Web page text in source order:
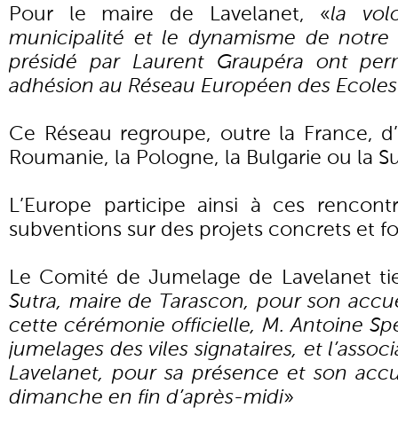
Pour le maire de Lavelanet, «la
municipalité et le dynamisme de
présidé par Laurent Graupéra ont
adhésion au Réseau Européen des
Ce Réseau regroupe, outre la France,
Roumanie, la Pologne, la Bulgarie ou la
L’Europe participe ainsi à ces
subventions sur des projets concrets et
Le Comité de Jumelage de Lavelanet
Sutra, maire de Tarascon, pour son
cette cérémonie officielle, M. Antoine
jumelages des viles signataires, et
Lavelanet, pour sa présence et son
dimanche en fin d’après-midi»